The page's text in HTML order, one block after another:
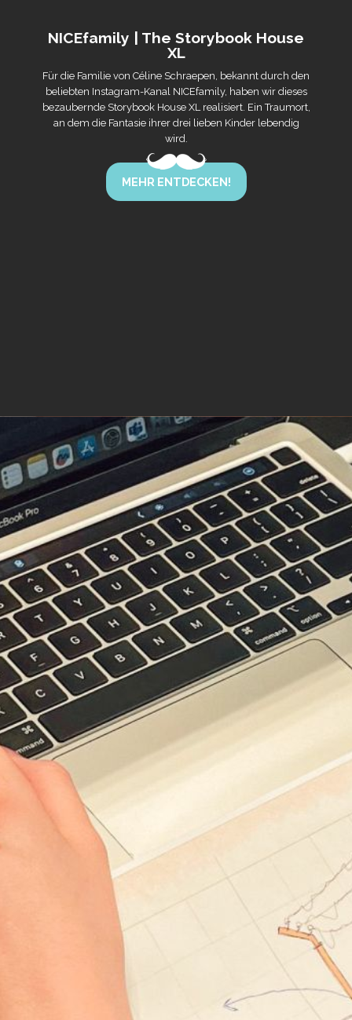
NICEfamily | The Storybook House
XL
Für die Familie von Céline Schraepen, bekannt durch den
beliebten Instagram-Kanal NICEfamily, haben wir dieses
bezaubernde Storybook House XL realisiert. Ein Traumort,
an dem die Fantasie ihrer drei lieben Kinder lebendig
wird.
MEHR ENTDECKEN!